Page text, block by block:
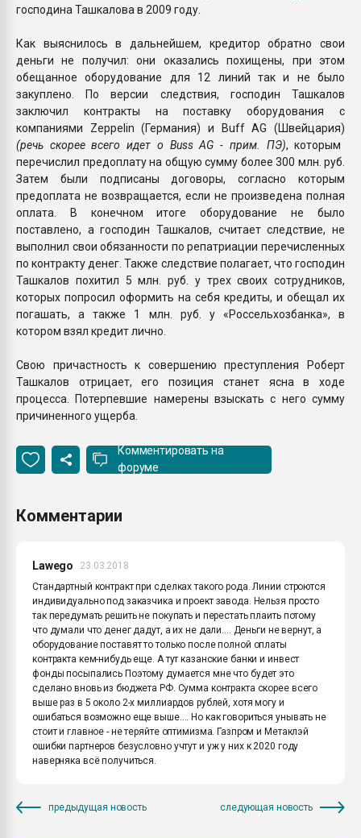
господина Ташкалова в 2009 году.
Как выяснилось в дальнейшем, кредитор обратно свои
деньги не получил: они оказались похищены, при этом
обещанное оборудование для 12 линий так и не было
закуплено. По версии следствия, господин Ташкалов
заключил контракты на поставку оборудования с
компаниями Zeppelin (Германия) и Buff AG (Швейцария)
(речь скорее всего идет о Buss AG - прим. ПЭ), которым
перечислил предоплату на общую сумму более 300 млн. руб.
Затем были подписаны договоры, согласно которым
предоплата не возвращается, если не произведена полная
оплата. В конечном итоге оборудование не было
поставлено, а господин Ташкалов, считает следствие, не
выполнил свои обязанности по репатриации перечисленных
по контракту денег. Также следствие полагает, что господин
Ташкалов похитил 5 млн. руб. у трех своих сотрудников,
которых попросил оформить на себя кредиты, и обещал их
погашать, а также 1 млн. руб. у «Россельхозбанка», в
котором взял кредит лично.
Свою причастность к совершению преступления Роберт
Ташкалов отрицает, его позиция станет ясна в ходе
процесса. Потерпевшие намерены взыскать с него сумму
причиненного ущерба.
Комментировать на
форуме
Комментарии
Lawego
23.03.2018
Стандартный контракт при сделках такого рода. Линии строются
индивидуально под заказчика и проект завода. Нельзя просто
так передумать решить не покупать и перестать плаить потому
что думали что денег дадут, а их не дали.... Деньги не вернут, а
оборудование поставят то только после полной оплаты
контракта кем-нибудь еще. А тут казанские банки и инвест
фонды посыпались Поэтому думается мне что будет это
сделано вновь из бюджета РФ. Сумма контракта скорее всего
выше раз в 5 около 2-х миллиардов рублей, хотя могу и
ошибаться возможно еще выше.... Но как говориться унывать не
стоит и главное - не теряйте оптимизма. Газпром и Метаклэй
ошибки партнеров безусловно учтут и уж у них к 2020 году
наверняка всё получиться.
предыдущая новость следующая новость